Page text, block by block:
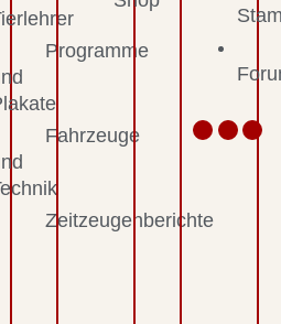
Programme
Fahrzeuge
Zeitzeugenberichte